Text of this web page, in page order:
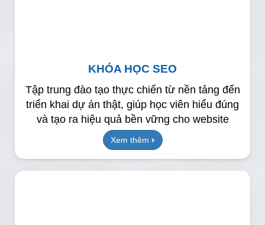
KHÓA HỌC SEO
Tập trung đào tạo thực chiến từ nền tảng đến
triển khai dự án thật, giúp học viên hiểu đúng
và tạo ra hiệu quả bền vững cho website
Xem thêm